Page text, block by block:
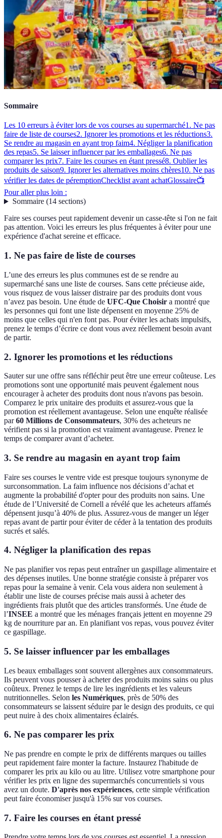
Sommaire
Les 10 erreurs à éviter lors de vos courses au supermarché1. Ne pas
faire de liste de courses2. Ignorer les promotions et les réductions3.
Se rendre au magasin en ayant trop faim4. Négliger la planification
des repas5. Se laisser influencer par les emballages6. Ne pas
comparer les prix7. Faire les courses en étant pressé8. Oublier les
produits de saison9. Ignorer les alternatives moins chères10. Ne pas
vérifier les dates de péremptionChecklist avant achatGlossaire📺
Pour aller plus loin :
Sommaire(14 sections)
Faire ses courses peut rapidement devenir un casse-tête si l'on ne fait
pas attention. Voici les erreurs les plus fréquentes à éviter pour une
expérience d'achat sereine et efficace.
1. Ne pas faire de liste de courses
L’une des erreurs les plus communes est de se rendre au
supermarché sans une liste de courses. Sans cette précieuse aide,
vous risquez de vous laisser distraire par des produits dont vous
n’avez pas besoin. Une étude de UFC-Que Choisir a montré que
les personnes qui font une liste dépensent en moyenne 25% de
moins que celles qui n'en font pas. Pour éviter les achats impulsifs,
prenez le temps d’écrire ce dont vous avez réellement besoin avant
de partir.
2. Ignorer les promotions et les réductions
Sauter sur une offre sans réfléchir peut être une erreur coûteuse. Les
promotions sont une opportunité mais peuvent également nous
encourager à acheter des produits dont nous n'avons pas besoin.
Comparez le prix unitaire des produits et assurez-vous que la
promotion est réellement avantageuse. Selon une enquête réalisée
par60 Millions de Consommateurs, 30% des acheteurs ne
vérifient pas si la promotion est vraiment avantageuse. Prenez le
temps de comparer avant d’acheter.
3. Se rendre au magasin en ayant trop faim
Faire ses courses le ventre vide est presque toujours synonyme de
surconsommation. La faim influence nos décisions d’achat et
augmente la probabilité d'opter pour des produits non sains. Une
étude de l’Université de Cornell a révélé que les acheteurs affamés
dépensent jusqu’à 40% de plus. Assurez-vous de manger un léger
repas avant de partir pour éviter de céder à la tentation des produits
sucrés et salés.
4. Négliger la planification des repas
Ne pas planifier vos repas peut entraîner un gaspillage alimentaire et
des dépenses inutiles. Une bonne stratégie consiste à préparer vos
repas pour la semaine à venir. Cela vous aidera non seulement à
établir une liste de courses précise mais aussi à acheter des
ingrédients frais plutôt que des articles transformés. Une étude de
l’INSEE a montré que les ménages français jettent en moyenne 29
kg de nourriture par an. En planifiant vos repas, vous pouvez éviter
ce gaspillage.
5. Se laisser influencer par les emballages
Les beaux emballages sont souvent allergènes aux consommateurs.
Ils peuvent vous pousser à acheter des produits moins sains ou plus
coûteux. Prenez le temps de lire les ingrédients et les valeurs
nutritionnelles. Selon les Numériques, près de 50% des
consommateurs se laissent séduire par le design des produits, ce qui
peut nuire à des choix alimentaires éclairés.
6. Ne pas comparer les prix
Ne pas prendre en compte le prix de différents marques ou tailles
peut rapidement faire monter la facture. Instaurez l'habitude de
comparer les prix au kilo ou au litre. Utilisez votre smartphone pour
vérifier les prix en ligne des supermarchés concurrentiels si vous
avez un doute. D'après nos expériences, cette simple vérification
peut faire économiser jusqu'à 15% sur vos courses.
7. Faire les courses en étant pressé